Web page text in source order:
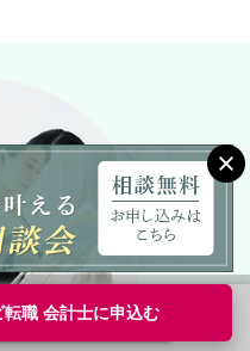
転職 会計士に申込む
サービス申込み